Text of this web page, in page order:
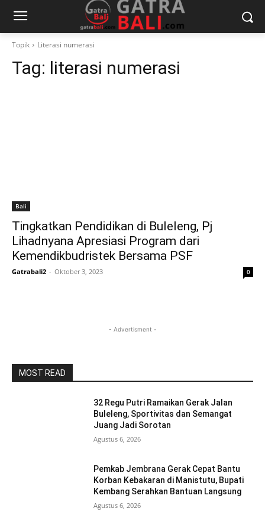
Topik Literasi numerasi
Tag: literasi numerasi
Bali
Tingkatkan Pendidikan di Buleleng, Pj
Lihadnyana Apresiasi Program dari
Kemendikbudristek Bersama PSF
Gatrabali2 - Oktober 3, 2023 0
- Advertisment -
MOST READ
32 Regu Putri Ramaikan Gerak Jalan
Buleleng, Sportivitas dan Semangat
Juang Jadi Sorotan
Agustus 6, 2026
Pemkab Jembrana Gerak Cepat Bantu
Korban Kebakaran di Manistutu, Bupati
Kembang Serahkan Bantuan Langsung
Agustus 6, 2026